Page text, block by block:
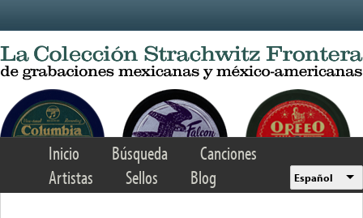
Inicio Búsqueda
Canciones
Artistas
Sellos Blog Español